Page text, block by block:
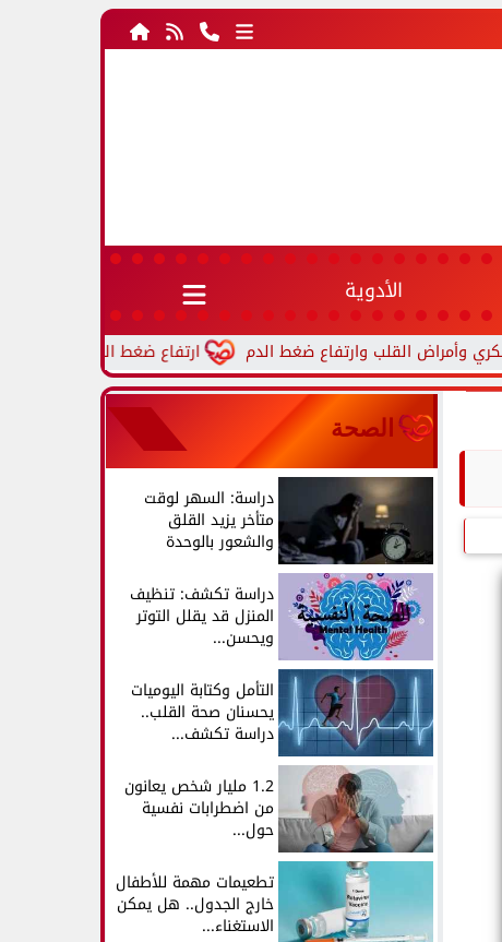
الأدوية
ارتفاع ضغط الدم أثناء النوم.. أسباب
الصحة
دراسة: السهر لوقت
متأخر يزيد القلق
والشعور بالوحدة
دراسة تكشف: تنظيف
المنزل قد يقلل التوتر
ويحسن...
التأمل وكتابة اليوميات
يحسنان صحة القلب..
دراسة تكشف...
1.2 مليار شخص يعانون
من اضطرابات نفسية
حول...
تطعيمات مهمة للأطفال
خارج الجدول.. هل يمكن
الاستغناء...